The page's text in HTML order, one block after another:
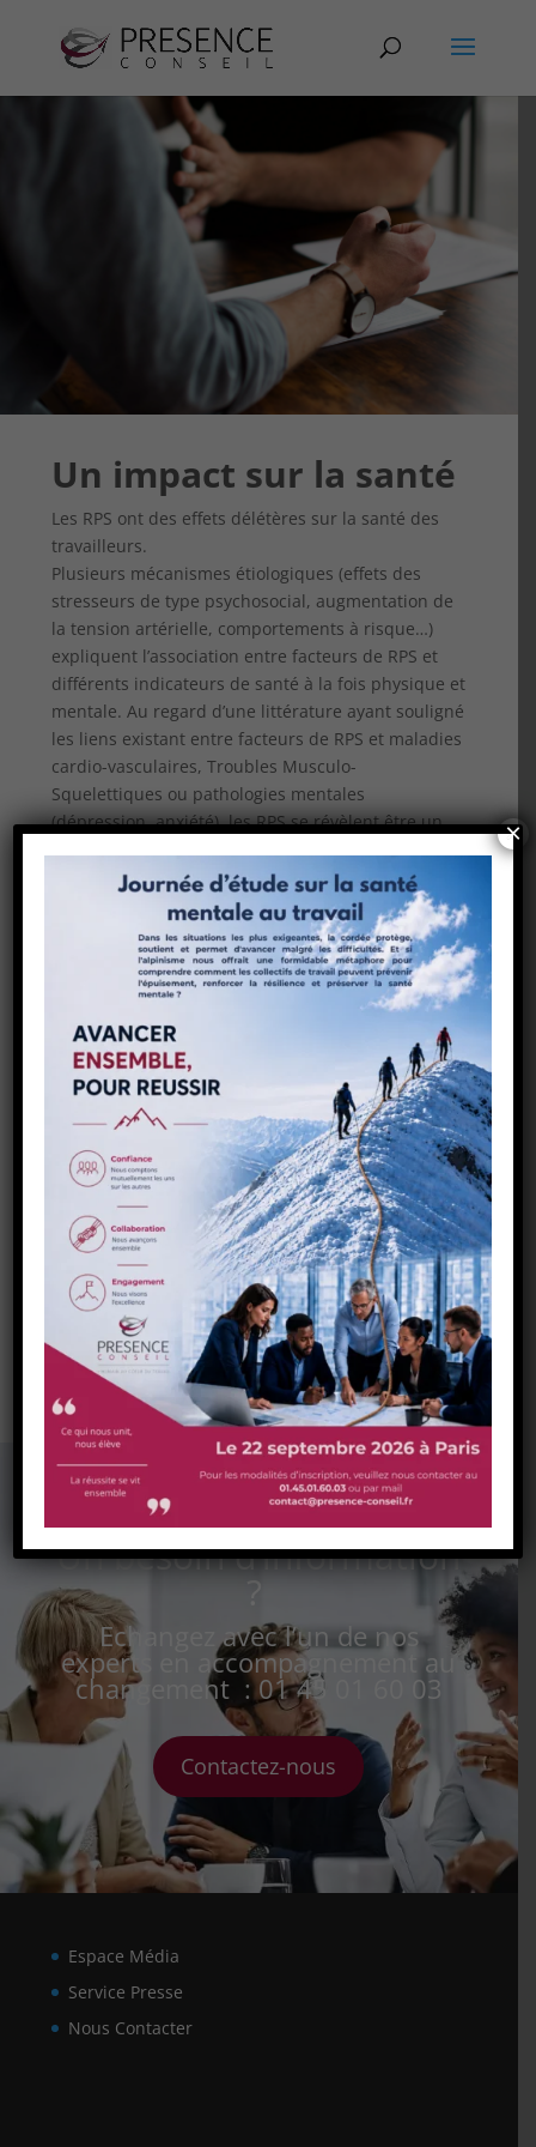
Un impact sur la santé
Les RPS ont des effets délétères sur la santé des
travailleurs.
Plusieurs mécanismes étiologiques (effets des
stresseurs de type psychosocial, augmentation de
la tension artérielle, comportements à risque…)
expliquent l’association entre facteurs de RPS et
différents indicateurs de santé à la fois physique et
mentale. Au regard d’une littérature ayant souligné
les liens existant entre facteurs de RPS et maladies
cardio-vasculaires, Troubles Musculo-
Squelettiques ou pathologies mentales
(dépression, anxiété), les RPS se révèlent être un
Un impact sur l’entreprise
Les RPS ont également un impact sur l’entreprise.
On peut noter un lien entre l’apparition de ces
risques et l’absentéisme, le taux élevé de rotation
du personnel, le non-respect des horaires ou des
exigences de qualité, des problèmes de discipline,
la réduction de la productivité, des accidents de
travail et des incidents, la non-qualité
(augmentation des rebuts et des malfaçons, etc.),
une dégradation du climat social, des atteintes à
l’image de l’entreprise…
Les partenaires sociaux au niveau européen ont
défini le stress au travail dans l’accord cadre du 8
octobre 2004 ; les organisations syndicales de
salariés et d’employeurs français ont transposé cet
accord européen en signant, le 2 juillet 2008, un
accord national interprofessionnel.
Source : Ministère du Travail Français Site Internet du
ministère :
Travailler Mieux
Un besoin d’information
?
Echangez avec l’un de nos
experts en accompagnement au
changement : 01 45 01 60 03
Contactez-nous
Espace Média
Service Presse
Nous Contacter
×